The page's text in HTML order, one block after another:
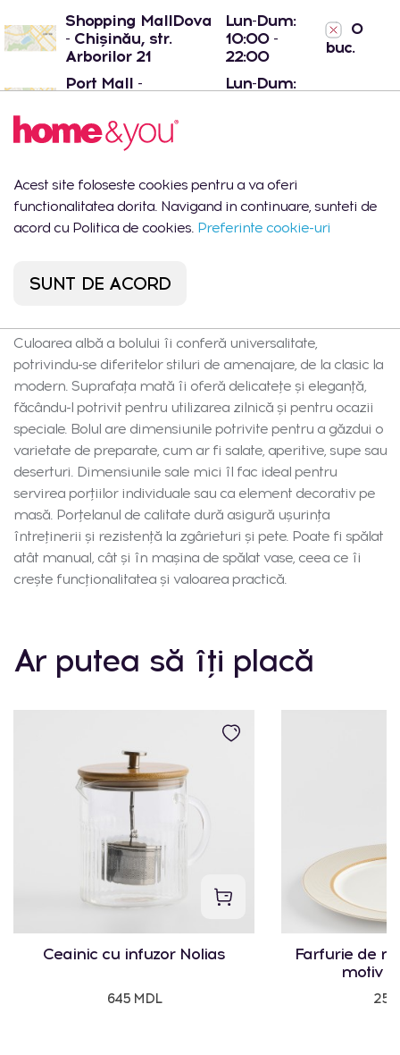
Shopping MallDova
- Chișinău, str.
Arborilor 21
Lun-Dum:
10:00 -
22:00
0
buc.
Port Mall -
Sadoveanu 42/6
Lun-Dum:
Descrierea produsului
elegant și funcțional pentru orice bucătărie. Fabricat din
Culoarea albă a bolului îi conferă universalitate,
potrivindu-se diferitelor stiluri de amenajare, de la clasic la
modern. Suprafața mată îi oferă delicatețe și eleganță,
făcându-l potrivit pentru utilizarea zilnică și pentru ocazii
speciale. Bolul are dimensiunile potrivite pentru a găzdui o
varietate de preparate, cum ar fi salate, aperitive, supe sau
deserturi. Dimensiunile sale mici îl fac ideal pentru
servirea porțiilor individuale sau ca element decorativ pe
masă. Porțelanul de calitate dură asigură ușurința
întreținerii și rezistență la zgârieturi și pete. Poate fi spălat
atât manual, cât și în mașina de spălat vase, ceea ce îi
crește funcționalitatea și valoarea practică.
Ar putea să îți placă
Ceainic cu infuzor Nolias
645 MDL
Farfurie de
motiv
Acest site foloseste cookies pentru a va oferi
functionalitatea dorita. Navigand in continuare, sunteti de
acord cu Politica de cookies. Preferinte cookie-uri
SUNT DE ACORD